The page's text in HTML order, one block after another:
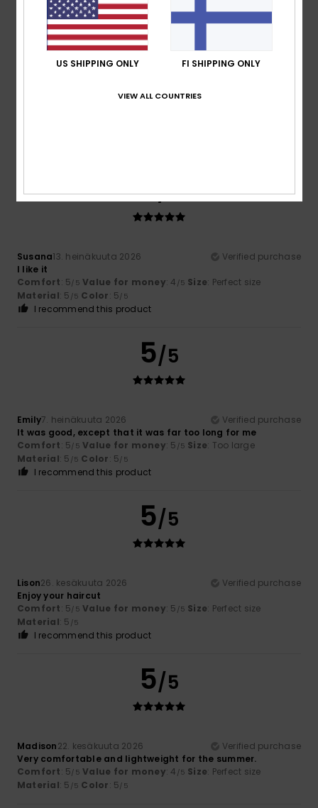
4 /5
21. heinäkuuta 2026
5/5
Susana13. heinäkuuta 2026
Verified purchase
I like it
Comfort: 5/5 Value for money: 4 /5 Size: Perfect size
Material: 5 /5 Color: 5/5
I recommend this product
5/5
Emily7. heinäkuuta 2026
Verified purchase
It was good, except that it was far too long for me
Comfort: 5/5 Value for money: 5 /5 Size: Too large
Material: 5 /5 Color: 5/5
I recommend this product
5/5
Lison26. kesäkuuta 2026
Verified purchase
Enjoy your haircut
Comfort: 5/5 Value for money: 5 /5 Size: Perfect size
Material: 5 /5
I recommend this product
5/5
Madison22. kesäkuuta 2026
Verified purchase
Very comfortable and lightweight for the summer.
Comfort: 5/5 Value for money: 4 /5 Size: Perfect size
Material: 5 /5 Color: 5/5
US SHIPPING ONLY FI SHIPPING ONLY
VIEW ALL COUNTRIES